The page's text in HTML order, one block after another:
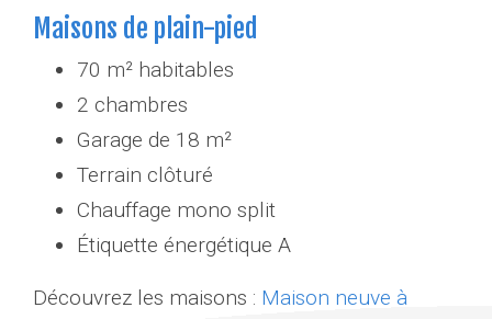
Maisons de plain-pied
70 m² habitables
2 chambres
Garage de 18 m²
Terrain clôturé
Chauffage mono split
Étiquette énergétique A
Découvrez les maisons : Maison neuve à